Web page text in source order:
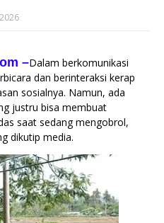
–Dalam berkomunikasi
dan berinteraksi kerap
sosialnya. Namun, ada
justru bisa membuat
saat sedang mengobrol,
dikutip media.